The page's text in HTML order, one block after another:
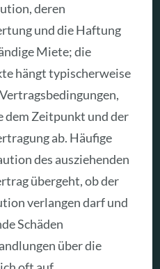
deren
und die Haftung
Miete; die
hängt typischerweise
dem Zeitpunkt und der
ab. Häufige
des ausziehenden
übergeht, ob der
verlangen darf und
Schäden
über die